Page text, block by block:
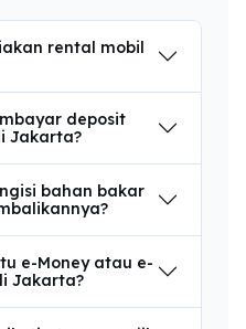
rental mobil
deposit
Jakarta?
bahan bakar
e-Money atau e-
Jakarta?